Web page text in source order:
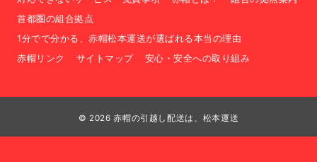
首都圏の組合拠点
1分でで分かる、赤帽松本運送が選ばれる本当の理由
赤帽リンク
サイトマップ 安心・安全への取り組み
© 2026赤帽の引越し配送は、松本運送